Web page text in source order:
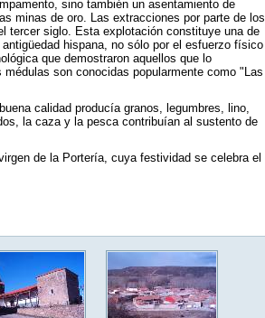
sino también un asentamiento de
minas de oro. Las extracciones por parte de los
tercer siglo. Esta explotación constituye una de
hispana, no sólo por el esfuerzo físico
que demostraron aquellos que lo
son conocidas popularmente como "Las
calidad producía granos, legumbres, lino,
la caza y la pesca contribuían al sustento de
de la Portería, cuya festividad se celebra el